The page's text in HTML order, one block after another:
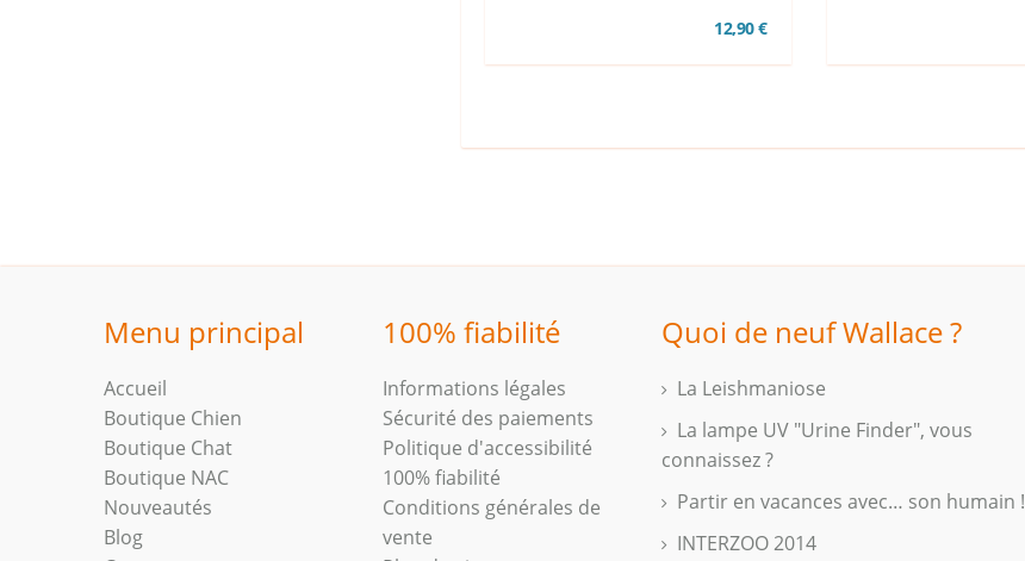
12,90 €
Menu principal
Accueil
Boutique Chien
Boutique Chat
Boutique NAC
Nouveautés
Blog
100% fiabilité
Informations légales
Sécurité des paiements
Politique d'accessibilité
100% fiabilité
Conditions générales de
vente
Quoi de neuf Wallace ?
La Leishmaniose
La lampe UV "Urine Finder", vous
connaissez ?
Partir en vacances avec… son humain !
INTERZOO 2014